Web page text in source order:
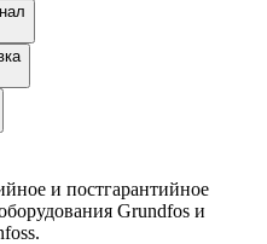
и постгарантийное
Grundfos и